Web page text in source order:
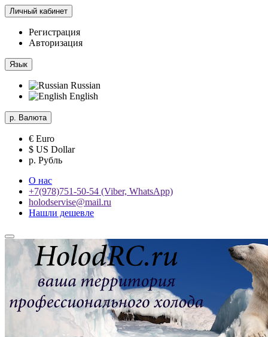
Личный кабинет
Регистрация
Авторизация
Язык
Russian
English
р. Валюта
€ Euro
$ US Dollar
р. Рубль
О нас
+7(978)751-50-54 (Viber, WhatsApp)
holodservise@mail.ru
Нашли дешевле